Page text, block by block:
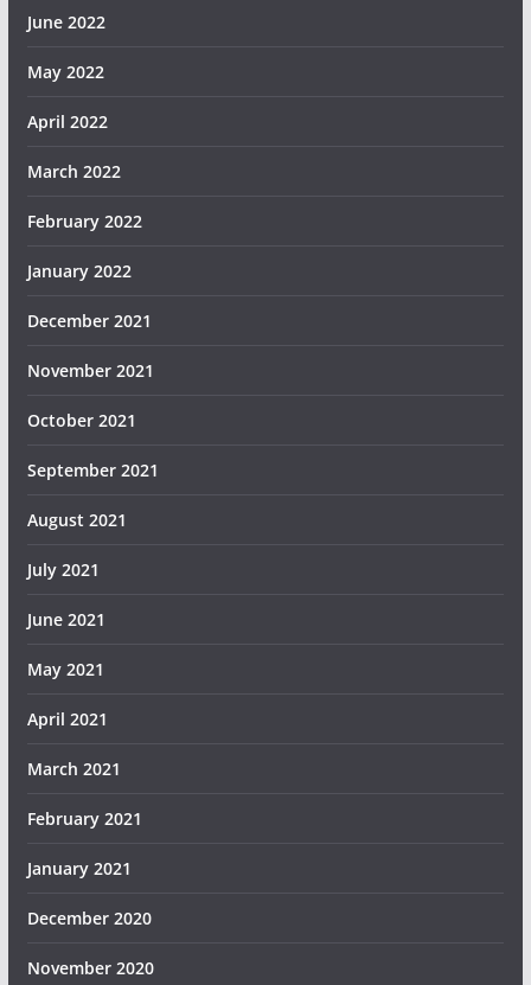
June 2022
May 2022
April 2022
March 2022
February 2022
January 2022
December 2021
November 2021
October 2021
September 2021
August 2021
July 2021
June 2021
May 2021
April 2021
March 2021
February 2021
January 2021
December 2020
November 2020